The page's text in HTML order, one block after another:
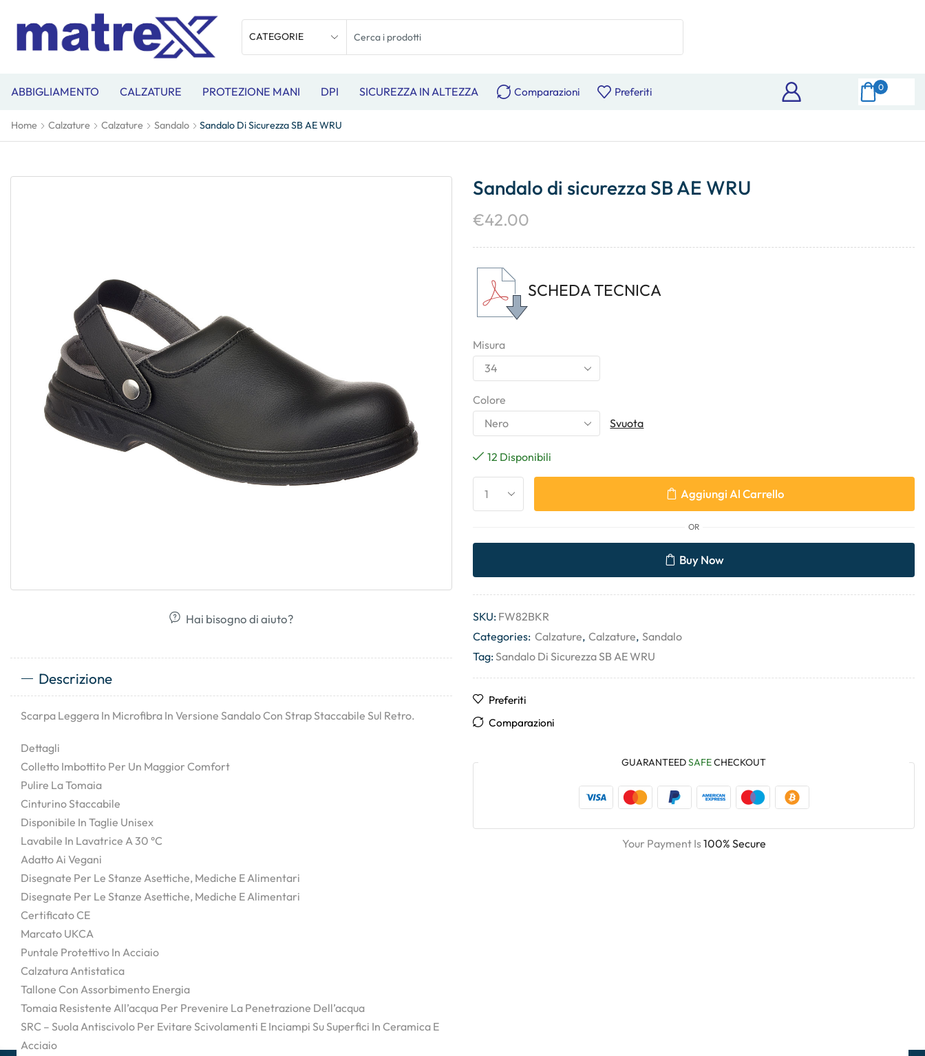
ABBIGLIAMENTO CALZATURE PROTEZIONE MANI DPI SICUREZZA IN ALTEZZA Comparazioni Preferiti 0
Home Calzature Calzature Sandalo Sandalo Di Sicurezza SB AE WRU
Hai bisogno di aiuto?
Descrizione
Scarpa Leggera In Microfibra In Versione Sandalo Con Strap Staccabile Sul Retro.
Dettagli
Colletto Imbottito Per Un Maggior Comfort
Pulire La Tomaia
Cinturino Staccabile
Disponibile In Taglie Unisex
Lavabile In Lavatrice A 30 °C
Adatto Ai Vegani
Disegnate Per Le Stanze Asettiche, Mediche E Alimentari
Disegnate Per Le Stanze Asettiche, Mediche E Alimentari
Certificato CE
Marcato UKCA
Puntale Protettivo In Acciaio
Calzatura Antistatica
Tallone Con Assorbimento Energia
Tomaia Resistente All’acqua Per Prevenire La Penetrazione Dell’acqua
SRC – Suola Antiscivolo Per Evitare Scivolamenti E Inciampi Su Superfici In Ceramica E
Acciaio
Sandalo di sicurezza SB AE WRU
€42.00
SCHEDA TECNICA
Misura
Colore
Svuota
12 Disponibili
Aggiungi Al Carrello
OR
Buy Now
SKU: FW82BKR
Categories: Calzature, Calzature, Sandalo
Tag:Sandalo Di Sicurezza SB AE WRU
Preferiti
Comparazioni
GUARANTEEDSAFECHECKOUT
Your Payment Is100% Secure